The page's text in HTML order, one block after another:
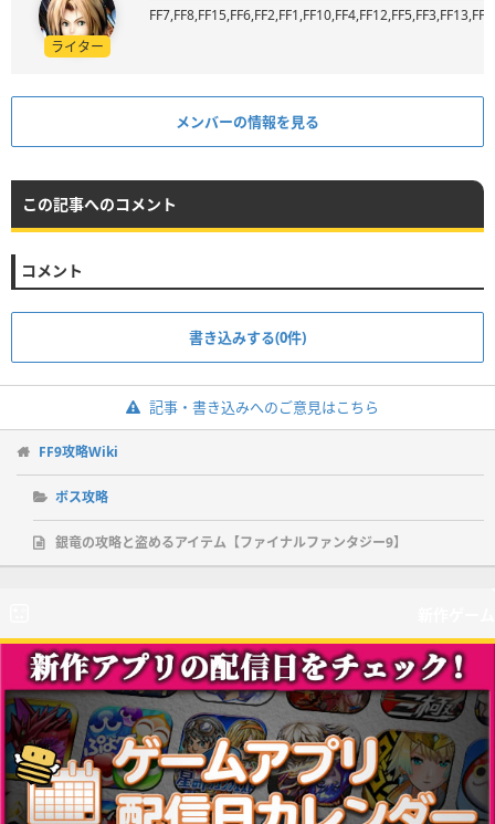
ライター
FF7,FF8,FF15,FF6,FF2,FF1,FF10,FF4,FF12,FF5,FF3,FF13,FF9
メンバーの情報を見る
この記事へのコメント
コメント
書き込みする(0件)
記事・書き込みへのご意見はこちら
FF9攻略Wiki
ボス攻略
銀竜の攻略と盗めるアイテム【ファイナルファンタジー9】